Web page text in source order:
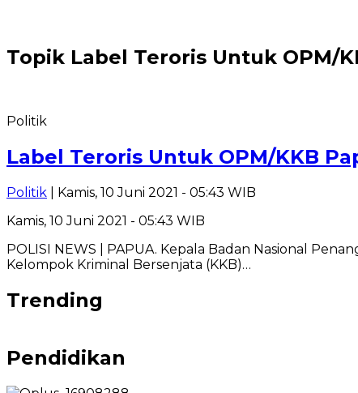
Topik Label Teroris Untuk OPM/
Politik
Label Teroris Untuk OPM/KKB
Politik | Kamis, 10 Juni 2021 - 05:43 WIB
Kamis, 10 Juni 2021 - 05:43 WIB
POLISI NEWS | PAPUA. Kepala Badan Nasional
Kelompok Kriminal Bersenjata (KKB)…
Trending
Pendidikan